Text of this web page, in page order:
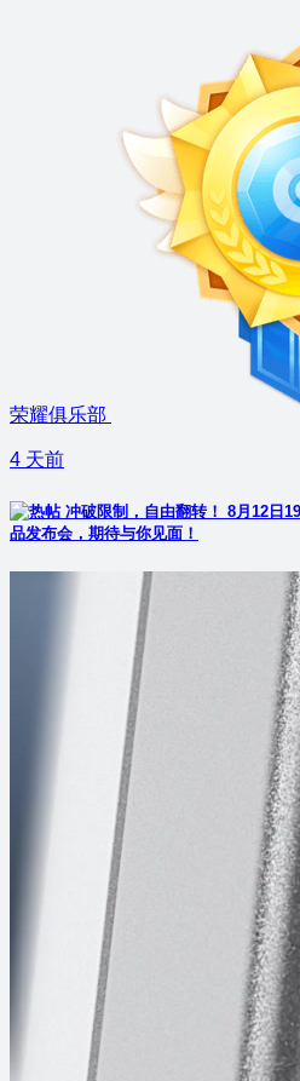
荣耀俱乐部
4 天前
冲破限制，自由翻转！ 8月12日
品发布会，期待与你见面！